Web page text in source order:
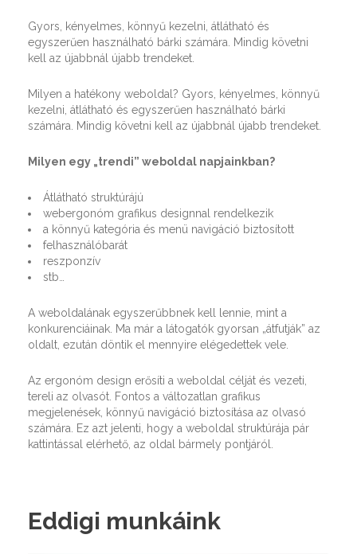
Gyors, kényelmes, könnyű kezelni, átlátható és
egyszerűen használható bárki számára. Mindig követni
kell az újabbnál újabb trendeket.
Milyen a hatékony weboldal? Gyors, kényelmes, könnyű
kezelni, átlátható és egyszerűen használható bárki
számára. Mindig követni kell az újabbnál újabb trendeket.
Milyen egy „trendi” weboldal napjainkban?
Átlátható struktúrájú
webergonóm grafikus designnal rendelkezik
a könnyű kategória és menü navigáció biztosított
felhasználóbarát
reszponzív
stb…
A weboldalának egyszerűbbnek kell lennie, mint a
konkurenciáinak. Ma már a látogatók gyorsan „átfutják” az
oldalt, ezután döntik el mennyire elégedettek vele.
Az ergonóm design erősíti a weboldal célját és vezeti,
tereli az olvasót. Fontos a változatlan grafikus
megjelenések, könnyű navigáció biztosítása az olvasó
számára. Ez azt jelenti, hogy a weboldal struktúrája pár
kattintással elérhető, az oldal bármely pontjáról.
Eddigi munkáink